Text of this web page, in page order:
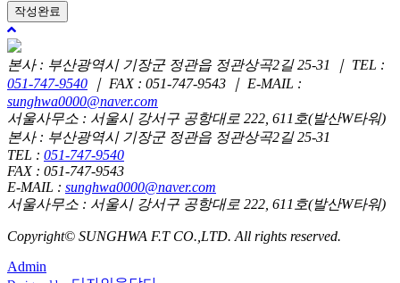
위
로
본사 : 부산광역시 기장군 정관읍 정관상곡2길 25-31 ｜ TEL :
051-747-9540 ｜ FAX : 051-747-9543 ｜ E-MAIL :
sunghwa0000@naver.com
서울사무소 : 서울시 강서구 공항대로 222, 611호(발산W타워)
본사 : 부산광역시 기장군 정관읍 정관상곡2길 25-31
TEL : 051-747-9540
FAX : 051-747-9543
E-MAIL : sunghwa0000@naver.com
서울사무소 : 서울시 강서구 공항대로 222, 611호(발산W타워)
Copyright© SUNGHWA F.T CO.,LTD. All rights reserved.
Admin